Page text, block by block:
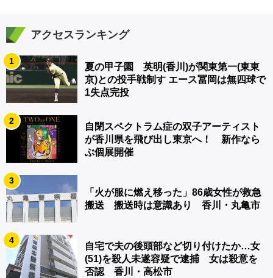
アクセスランキング
1
夏の甲子園 英明(香川)が関東第一(東東
京)との投手戦制す エース冨岡は無四球で
1失点完投
2
自閉スペクトラム症の双子アーティスト
が香川県を飛び出し東京へ！ 新作なら
ぶ個展開催
3
「火が服に燃え移った」86歳女性が救急
搬送 搬送時は意識あり 香川・丸亀市
4
自宅で夫の後頭部など切り付けたか…女
(51)を殺人未遂容疑で逮捕 女は殺意を
否認 香川・高松市